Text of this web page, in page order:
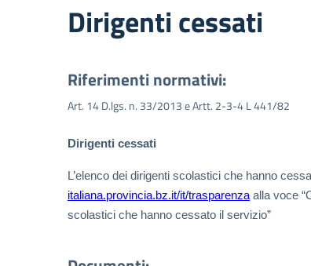
Dirigenti cessati
Riferimenti normativi:
Art. 14 D.lgs. n. 33/2013 e Artt. 2-3-4 L 441/82
Dirigenti cessati
L’elenco dei dirigenti scolastici che hanno
italiana.provincia.bz.it/it/trasparenza alla voce
scolastici che hanno cessato il servizio”